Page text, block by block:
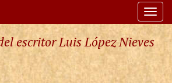
escritor Luis López Nieves